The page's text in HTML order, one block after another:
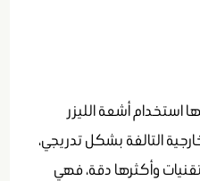
استخدام أشعة الليزر
التالفة بشكل تدريجي،
وأكثرها دقة، فهي